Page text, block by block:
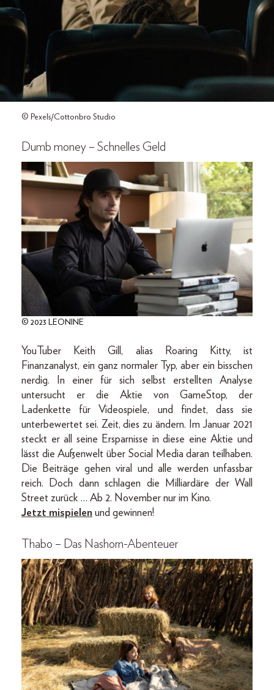
© Pexels/Cottonbro Studio
Dumb money – Schnelles Geld
© 2023 LEONINE
YouTuber Keith Gill, alias Roaring Kitty, ist
Finanzanalyst, ein ganz normaler Typ, aber ein bisschen
nerdig. In einer für sich selbst erstellten Analyse
untersucht er die Aktie von GameStop, der
Ladenkette für Videospiele, und findet, dass sie
unterbewertet sei. Zeit, dies zu ändern. Im Januar 2021
steckt er all seine Ersparnisse in diese eine Aktie und
lässt die Außenwelt über Social Media daran teilhaben.
Die Beiträge gehen viral und alle werden unfassbar
reich. Doch dann schlagen die Milliardäre der Wall
Street zurück … Ab 2. November nur im Kino.
Jetzt mispielen und gewinnen!
Thabo – Das Nashorn-Abenteuer